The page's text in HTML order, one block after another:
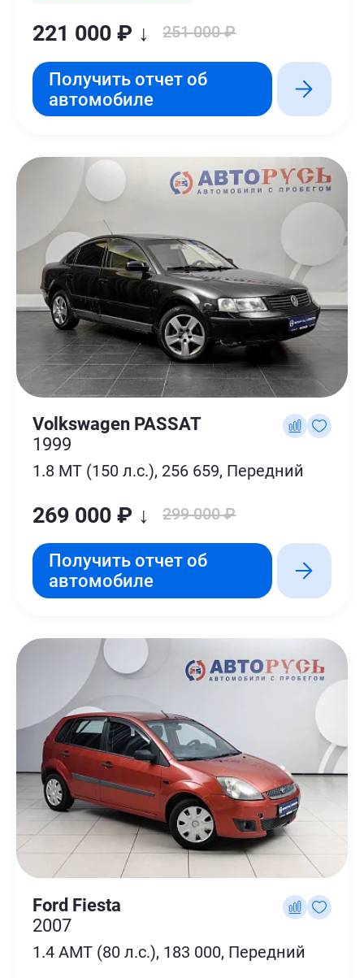
221 000 ₽ ↓ 251 000 ₽
Получить отчет об
автомобиле
Volkswagen PASSAT
1999
1.8 MT (150 л.с.), 256 659, Передний
269 000 ₽ ↓ 299 000 ₽
Получить отчет об
автомобиле
Ford Fiesta
2007
1.4 AMT (80 л.с.), 183 000, Передний